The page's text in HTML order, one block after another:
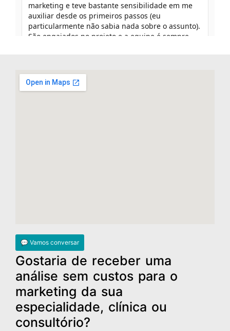
💬 Vamos conversar
Gostaria de receber uma
análise sem custos para o
marketing da sua
especialidade, clínica ou
consultório?